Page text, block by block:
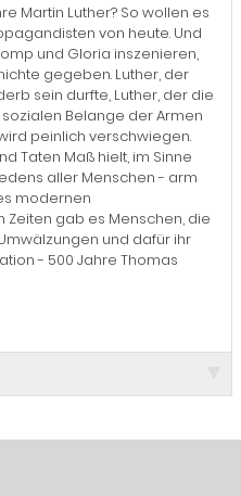
Martin Luther? So wollen es
von heute. Und
und Gloria inszenieren,
gegeben. Luther, der
sein durfte, Luther, der die
Belange der Armen
peinlich verschwiegen.
Taten Maß hielt, im Sinne
aller Menschen - arm
modernen
Zeiten gab es Menschen, die
und dafür ihr
- 500 Jahre Thomas